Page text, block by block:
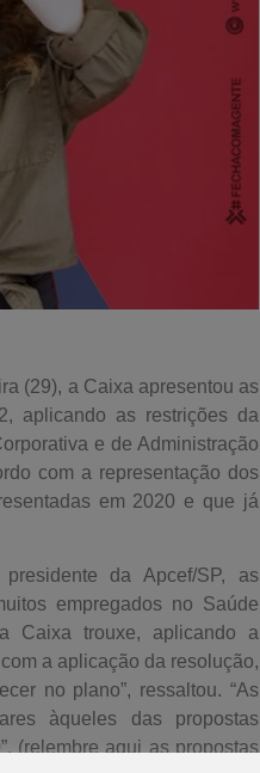
(29), a Caixa apresentou as
aplicando as restrições da
e de Administração
com a representação dos
em 2020 e que já
da Apcef/SP, as
empregados no Saúde
Caixa trouxe, aplicando a
a aplicação da resolução,
no plano”, ressaltou. “As
àqueles das propostas
(relembre aqui as propostas